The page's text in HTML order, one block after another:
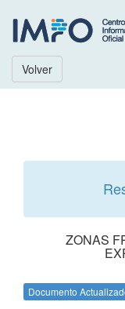
Volver
ZONAS
Documento